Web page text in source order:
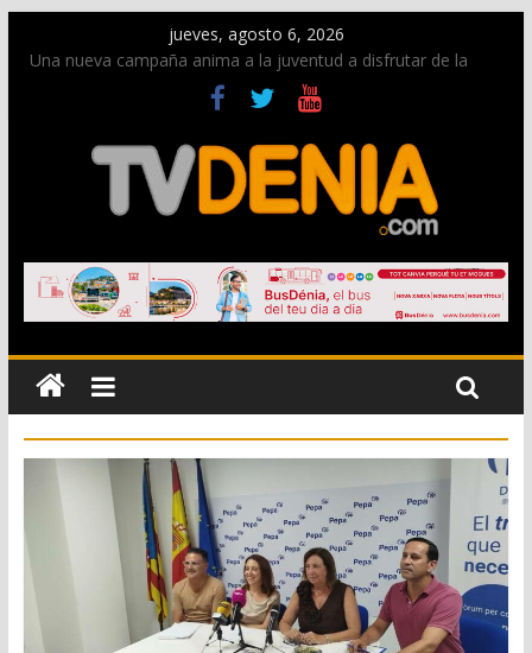
jueves, agosto 6, 2026
Una nueva campaña anima a la juventud a disfrutar de la
Paco Adsuar dona al Arxiu de Dénia más de 50.000 imágenes
de la memoria visual de la ciudad
La Entraeta Festera llena de ambiente la calle Marqués de
Campo con la recepción a la Capitanía Cristiana
El XII Festival de Jazz de Dénia reunirá durante agosto a
figuras nacionales e internacionales en los Jardins de
Torrecremada
Los Moros y Cristianos 2026 reciben las llaves de la ciudad y
dan inicio a las fiestas en Dénia